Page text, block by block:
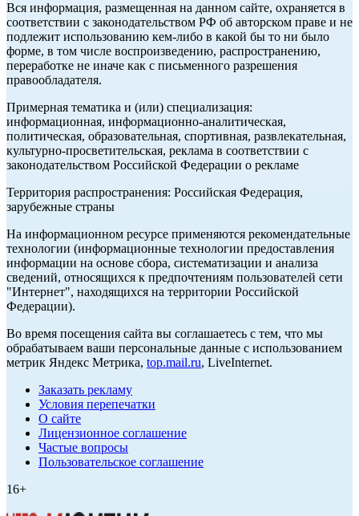
Вся информация, размещенная на данном сайте, охраняется в
соответствии с законодательством РФ об авторском праве и не
подлежит использованию кем-либо в какой бы то ни было
форме, в том числе воспроизведению, распространению,
переработке не иначе как с письменного разрешения
правообладателя.
Примерная тематика и (или) специализация:
информационная, информационно-аналитическая,
политическая, образовательная, спортивная, развлекательная,
культурно-просветительская, реклама в соответствии с
законодательством Российской Федерации о рекламе
Территория распространения: Российская Федерация,
зарубежные страны
На информационном ресурсе применяются рекомендательные
технологии (информационные технологии предоставления
информации на основе сбора, систематизации и анализа
сведений, относящихся к предпочтениям пользователей сети
"Интернет", находящихся на территории Российской
Федерации).
Во время посещения сайта вы соглашаетесь с тем, что мы
обрабатываем ваши персональные данные с использованием
метрик Яндекс Метрика, top.mail.ru, LiveInternet.
Заказать рекламу
Условия перепечатки
О сайте
Лицензионное соглашение
Частые вопросы
Пользовательское соглашение
16+